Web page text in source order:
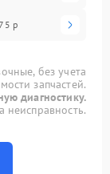
р
без учета
запчастей.
диагностику.